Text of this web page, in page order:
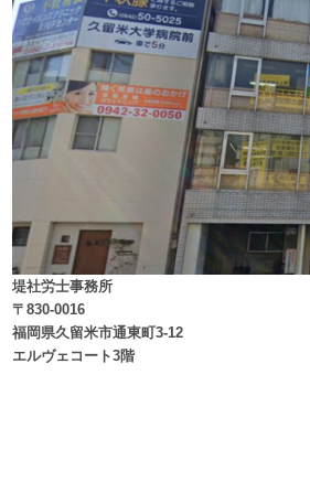
堤社労士事務所
〒830-0016
福岡県久留米市通東町3-12
エルヴェコート3階